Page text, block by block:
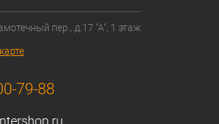
пер., д.17 "А", 1 этаж
79-88